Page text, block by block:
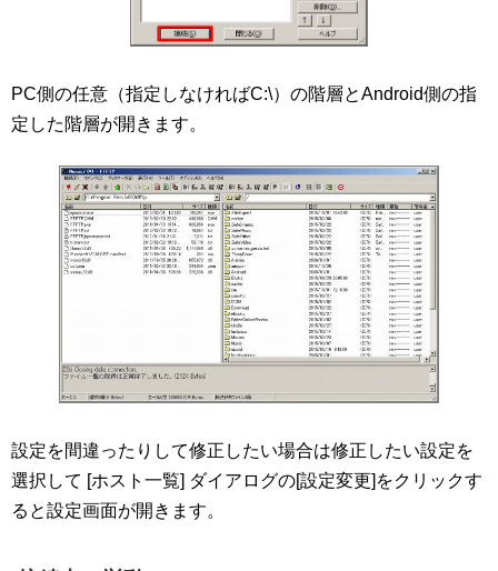
PC側の任意（指定しなければC:\）の階層とAndroid側の指
定した階層が開きます。
設定を間違ったりして修正したい場合は修正したい設定を
選択して [ホスト一覧] ダイアログの[設定変更]をクリックす
ると設定画面が開きます。